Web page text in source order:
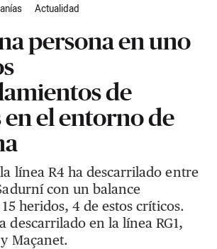
Actualidad
persona en uno
de
en el entorno de
línea R4 ha descarrilado entre
con un balance
heridos, 4 de estos críticos.
descarrilado en la línea RG1,
Maçanet.